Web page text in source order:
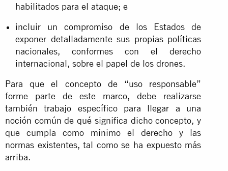
habilitados para el ataque; e
incluir un compromiso de los Estados de
exponer detalladamente sus propias políticas
nacionales, conformes con el derecho
internacional, sobre el papel de los drones.
Para que el concepto de “uso responsable”
forme parte de este marco, debe realizarse
también trabajo específico para llegar a una
noción común de qué significa dicho concepto, y
que cumpla como mínimo el derecho y las
normas existentes, tal como se ha expuesto más
arriba.